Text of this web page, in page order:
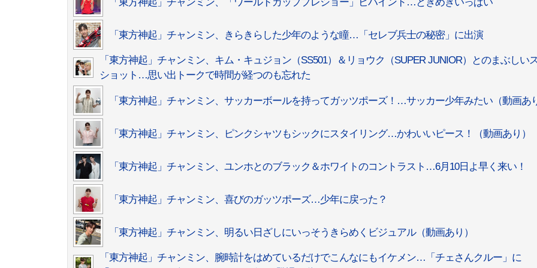
「東方神起」チャンミン、きらきらした少年のような瞳…「セレブ兵士の秘密」に出演
「東方神起」チャンミン、キム・キュジョン（SS501）＆リョウク（SUPER JUNIOR）とのまぶしい
ショット…思い出トークで時間が経つのも忘れた
「東方神起」チャンミン、サッカーボールを持ってガッツポーズ！…サッカー少年みたい（動画あり
「東方神起」チャンミン、ピンクシャツもシックにスタイリング…かわいいピース！（動画あり）
「東方神起」チャンミン、ユンホとのブラック＆ホワイトのコントラスト…6月10日よ早く来い！
「東方神起」チャンミン、喜びのガッツポーズ…少年に戻った？
「東方神起」チャンミン、明るい日ざしにいっそうきらめくビジュアル（動画あり）
「東方神起」チャンミン、腕時計をはめているだけでこんなにもイケメン…「チェさんクルー」に